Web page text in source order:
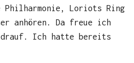
Philharmonie, Loriots Ring
anhören. Da freue ich
drauf. Ich hatte bereits